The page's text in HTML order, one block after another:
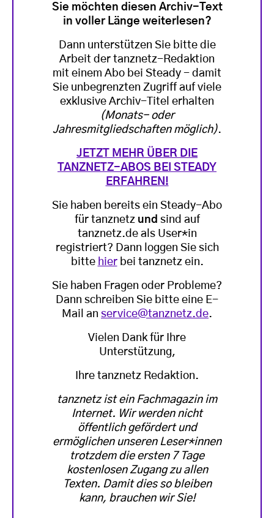
Sie möchten diesen Archiv-Text
in voller Länge weiterlesen?
Dann unterstützen Sie bitte die
Arbeit der tanznetz-Redaktion
mit einem Abo bei Steady - damit
Sie unbegrenzten Zugriff auf viele
exklusive Archiv-Titel erhalten
(Monats- oder
Jahresmitgliedschaften möglich).
JETZT MEHR ÜBER DIE
TANZNETZ-ABOS BEI STEADY
ERFAHREN!
Sie haben bereits ein Steady-Abo
für tanznetz und sind auf
tanznetz.de als User*in
registriert? Dann loggen Sie sich
bitte hierbei tanznetz ein.
Sie haben Fragen oder Probleme?
Dann schreiben Sie bitte eine E-
Mail an service@tanznetz.de.
Vielen Dank für Ihre
Unterstützung,
Ihre tanznetz Redaktion.
tanznetz ist ein Fachmagazin im
Internet. Wir werden nicht
öffentlich gefördert und
ermöglichen unseren Leser*innen
trotzdem die ersten 7 Tage
kostenlosen Zugang zu allen
Texten. Damit dies so bleiben
kann, brauchen wir Sie!